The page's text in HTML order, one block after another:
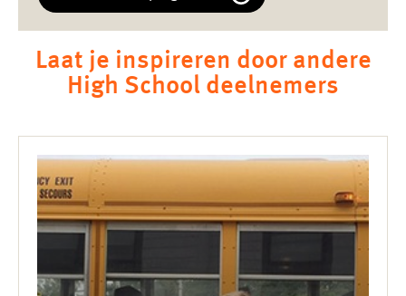
Laat je inspireren door andere
High School deelnemers